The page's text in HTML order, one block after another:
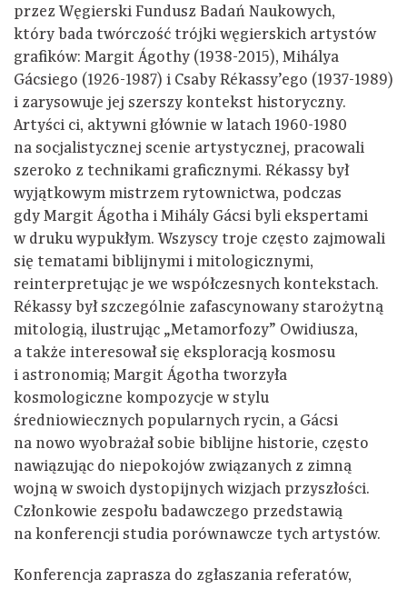
przez Węgierski Fundusz Badań Naukowych,
który bada twórczość trójki węgierskich artystów
grafików: Margit Ágothy ​​(1938-2015), Mihálya
Gácsiego (1926-1987) i Csaby Rékassy’ego (1937-1989)
i zarysowuje jej szerszy kontekst historyczny.
Artyści ci, aktywni głównie w latach 1960-1980
na socjalistycznej scenie artystycznej, pracowali
szeroko z technikami graficznymi. Rékassy był
wyjątkowym mistrzem rytownictwa, podczas
gdy Margit Ágotha ​​i Mihály Gácsi byli ekspertami
w druku wypukłym. Wszyscy troje często zajmowali
się tematami biblijnymi i mitologicznymi,
reinterpretując je we współczesnych kontekstach.
Rékassy był szczególnie zafascynowany starożytną
mitologią, ilustrując „Metamorfozy” Owidiusza,
a także interesował się eksploracją kosmosu
i astronomią; Margit Ágotha ​​tworzyła
kosmologiczne kompozycje w stylu
średniowiecznych popularnych rycin, a Gácsi
na nowo wyobrażał sobie biblijne historie, często
nawiązując do niepokojów związanych z zimną
wojną w swoich dystopijnych wizjach przyszłości.
Członkowie zespołu badawczego przedstawią
na konferencji studia porównawcze tych artystów.
Konferencja zaprasza do zgłaszania referatów,